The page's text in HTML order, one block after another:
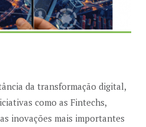
da transformação digital,
como as Fintechs,
inovações mais importantes